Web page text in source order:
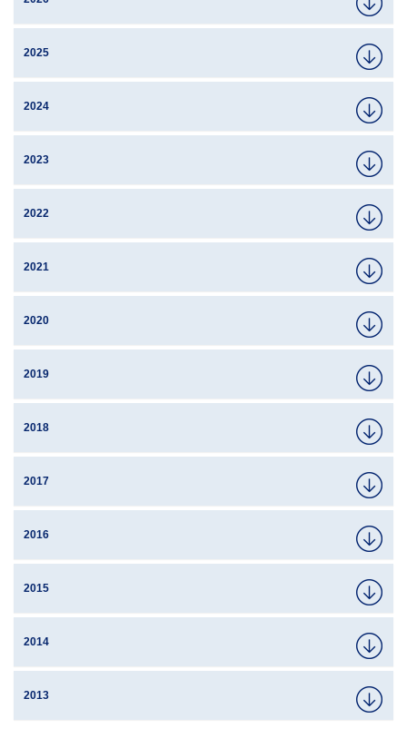
2025
2024
2023
2022
2021
2020
2019
2018
2017
2016
2015
2014
2013